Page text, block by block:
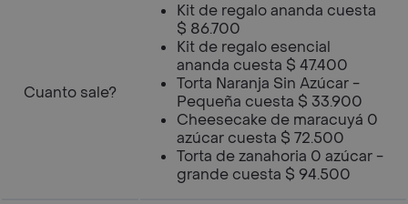
Cuanto sale?
Kit de regalo ananda cuesta
$ 86.700
Kit de regalo esencial
ananda cuesta $ 47.400
Torta Naranja Sin Azúcar -
Pequeña cuesta $ 33.900
Cheesecake de maracuyá 0
azúcar cuesta $ 72.500
Torta de zanahoria 0 azúcar -
grande cuesta $ 94.500